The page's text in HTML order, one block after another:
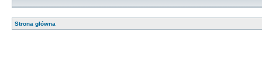
Strona główna